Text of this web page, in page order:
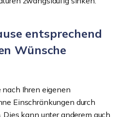
entsprechend
Wünsche
Ihren eigenen
Einschränkungen durch
kann unter anderem auch